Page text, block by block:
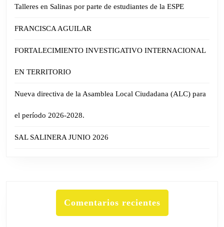
Talleres en Salinas por parte de estudiantes de la ESPE
FRANCISCA AGUILAR
FORTALECIMIENTO INVESTIGATIVO INTERNACIONAL
EN TERRITORIO
Nueva directiva de la Asamblea Local Ciudadana (ALC) para
el período 2026-2028.
SAL SALINERA JUNIO 2026
Comentarios recientes